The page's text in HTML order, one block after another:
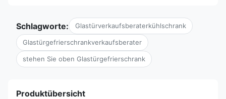
Schlagworte: Glastürverkaufsberaterkühlschrank
Glastürgefrierschrankverkaufsberater
stehen Sie oben Glastürgefrierschrank
Produktübersicht